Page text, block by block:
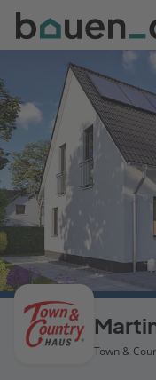
Bauen
Logo
Anmelden
Town &